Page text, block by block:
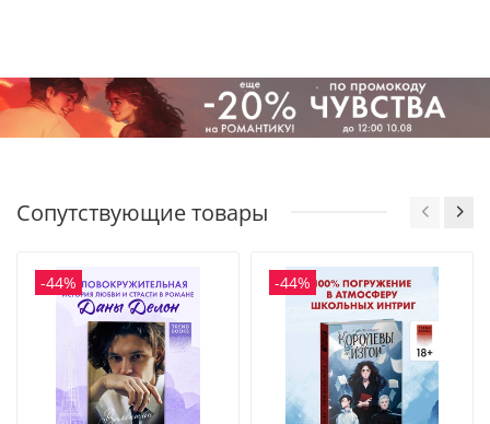
Сопутствующие товары
-44% -44%